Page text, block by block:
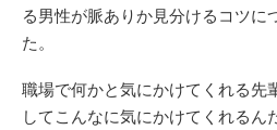
る男性が脈ありか見分けるコツに
た。
職場で何かと気にかけてくれる先
してこんなに気にかけてくれるん